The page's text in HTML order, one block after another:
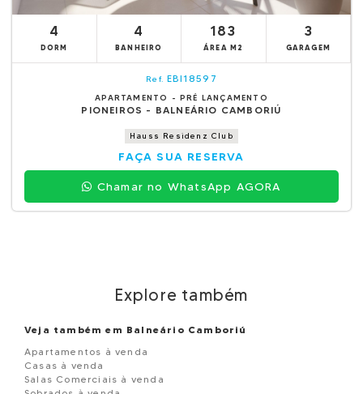
4
DORM
4
BANHEIRO
183
ÁREA M2
3
GARAGEM
Ref. EBI18597
APARTAMENTO - PRÉ LANÇAMENTO
PIONEIROS - BALNEÁRIO CAMBORIÚ
Hauss Residenz Club
FAÇA SUA RESERVA
Chamar no WhatsApp AGORA
Explore também
Veja também em Balneário Camboriú
Apartamentos à venda
Casas à venda
Salas Comerciais à venda